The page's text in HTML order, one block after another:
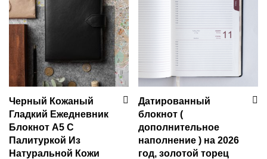
Черный Кожаный
Гладкий Ежедневник
Блокнот А5 С
Палитуркой Из
Натуральной Кожи
Датированный
блокнот (
дополнительное
наполнение ) на 2026
год, золотой торец